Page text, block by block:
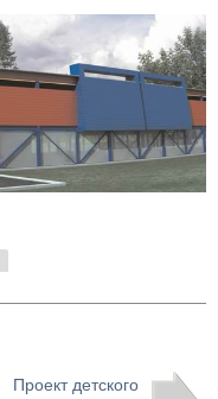
Проект детского